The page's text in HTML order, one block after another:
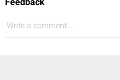
Write a comment...